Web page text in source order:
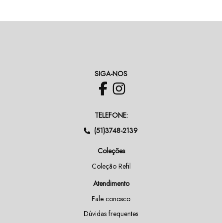
SIGA-NOS
TELEFONE:
(51)3748-2139
Coleções
Coleção Refil
Atendimento
Fale conosco
Dúvidas frequentes